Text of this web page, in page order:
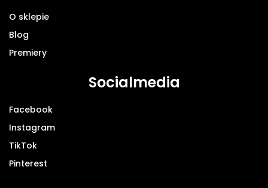
O sklepie
Blog
Premiery
Socialmedia
Facebook
Instagram
TikTok
Pinterest